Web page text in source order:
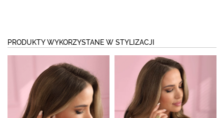
PRODUKTY WYKORZYSTANE W STYLIZACJI